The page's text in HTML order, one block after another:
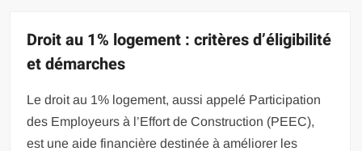
Droit au 1% logement : critères d’éligibilité
et démarches
Le droit au 1% logement, aussi appelé Participation
des Employeurs à l’Effort de Construction (PEEC),
est une aide financière destinée à améliorer les